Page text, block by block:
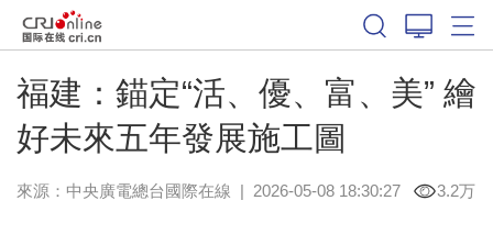
福建：錨定“活、優、富、美” 繪
好未來五年發展施工圖
來源：中央廣電總台國際在線 | 2026-05-08 18:30:27 3.2万